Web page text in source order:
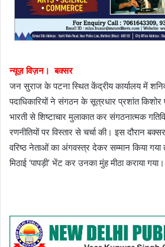
न्यूज़ विज़न। बक्सर
जन सुराज के पटना स्थित केंद्रीय कार्यालय में
पदाधिकारियों ने संगठन के सूत्रधार प्रशांत
भारती से शिष्टाचार मुलाकात कर संगठनात्मक
रणनीतियों पर विस्तार से चर्चा की। इस दौरान
वरिष्ठ नेताओं का अंगवस्त्र देकर सम्मान किया गया
मिठाई ‘पापड़ी’ भेंट कर उनका मुंह मीठा कराया गया।